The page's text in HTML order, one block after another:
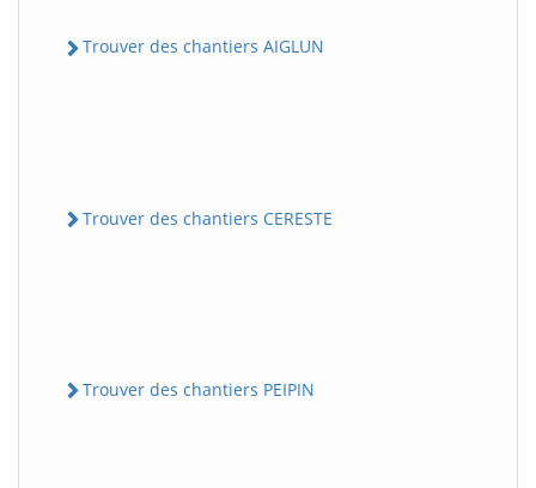
Trouver des chantiers AIGLUN
Trouver des chantiers CERESTE
Trouver des chantiers PEIPIN